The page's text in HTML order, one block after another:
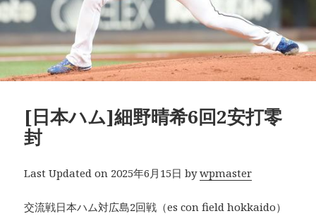
[日本ハム]細野晴希6回2安打零
封
Last Updated on 2025年6月15日 bywpmaster
交流戦日本ハム対広島2回戦（es con field hokkaido）